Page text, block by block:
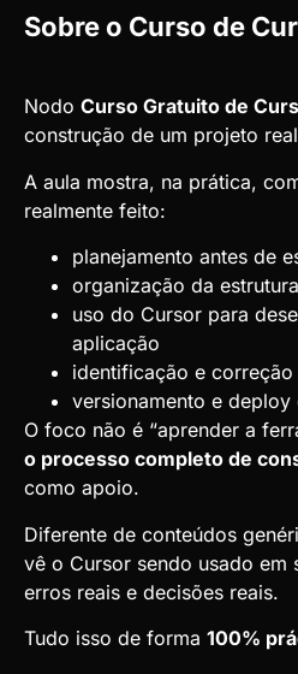
Sobre o Curso de
Nodo Curso Gratuito de
construção de um projeto
A aula mostra, na prática,
realmente feito:
planejamento antes de
organização da
uso do Cursor para
aplicação
identificação e
versionamento e
O foco não é “aprender a
o processo completo de
como apoio.
Diferente de conteúdos
vê o Cursor sendo usado em
erros reais e decisões reais.
Tudo isso de forma 100%